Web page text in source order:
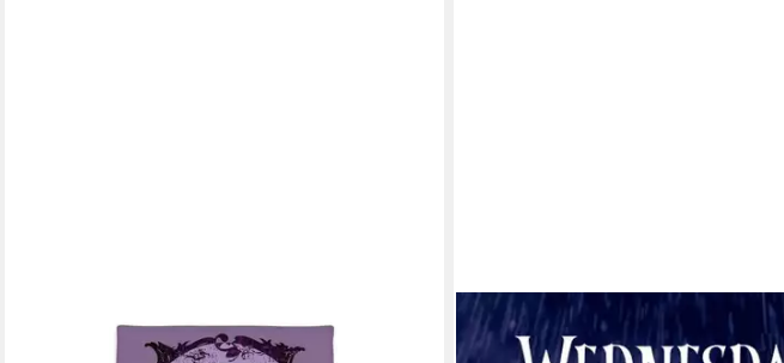
Handtücher Wednesday Handtuch 30x50cm –
Poster Wednesday - Türposter - Umbrella
12,99 €